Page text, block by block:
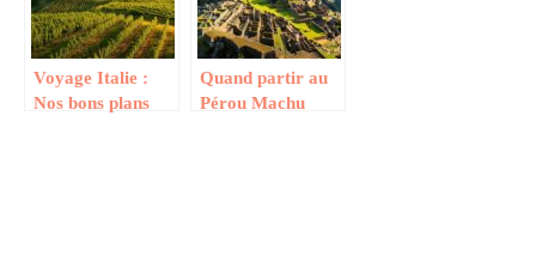
facilement
Voyage Italie :
Nos bons plans
Quand partir au
Pérou Machu